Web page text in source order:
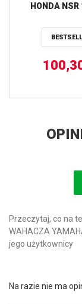
HONDA
KDX 250 90-
09-17, KLF 300
125 91-97, TT
XTZ 750
Przeczytaj, co na
WAHACZA
jego użytkownicy
Na razie nie ma